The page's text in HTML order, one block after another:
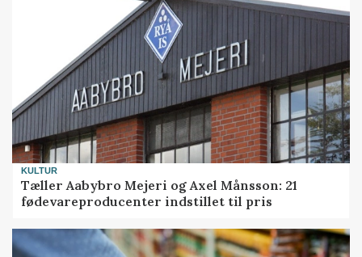
KULTUR
Tæller Aabybro Mejeri og Axel Månsson: 21
fødevareproducenter indstillet til pris